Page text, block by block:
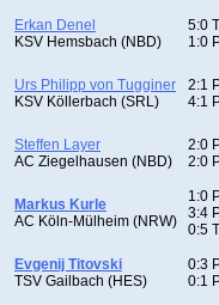
Erkan Denel
KSV Hemsbach (NBD)
5:0
1:0
Urs Philipp von Tugginer
KSV Köllerbach (SRL)
2:1
4:1
Steffen Layer
AC Ziegelhausen (NBD)
2:0
2:0
Markus Kurle
AC Köln-Mülheim (NRW)
1:0
3:4
0:5
Evgenij Titovski
TSV Gailbach (HES)
0:3
0:1